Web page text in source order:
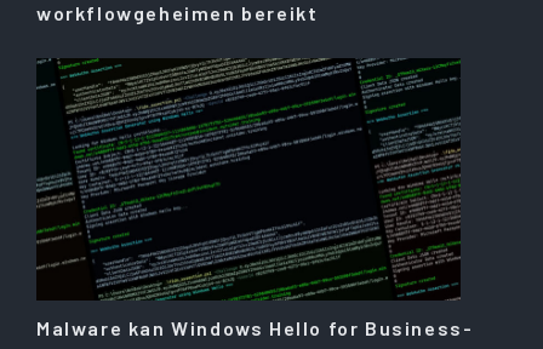
workflowgeheimen bereikt
Malware kan Windows Hello for Business-